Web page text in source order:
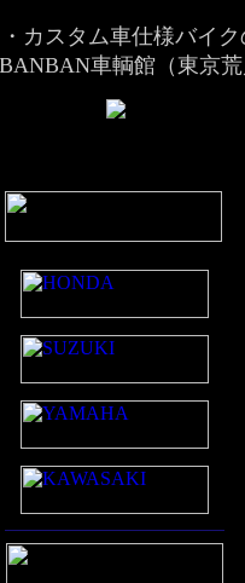
カスタム車仕様バイ
車輌館（東京